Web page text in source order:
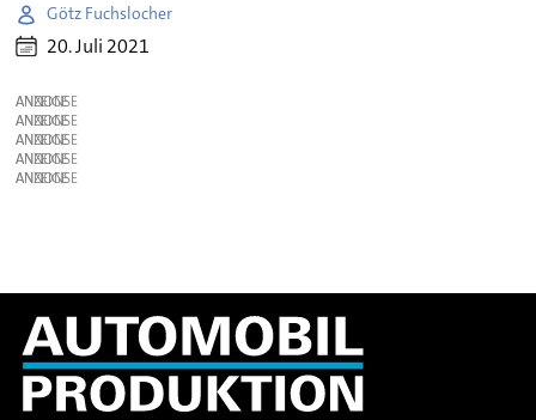
Götz Fuchslocher
20. Juli 2021
ANZEIGE
ANZEIGE
ANZEIGE
ANZEIGE
ANZEIGE